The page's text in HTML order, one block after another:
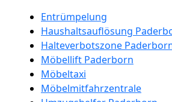
Entrümpelung
Haushaltsauflösung
Halteverbotszone
Möbellift Paderborn
Möbeltaxi
Möbelmitfahrzentrale